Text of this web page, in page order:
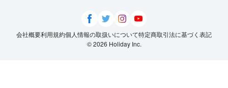
会社概要利用規約個人情報の取扱いについて特定商取引法に基づく表記
© 2026 Holiday Inc.